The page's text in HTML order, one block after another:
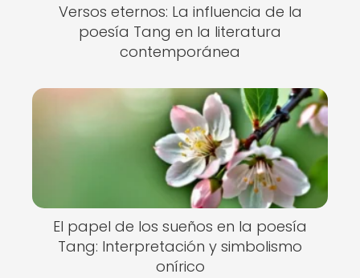
Versos eternos: La influencia de la
poesía Tang en la literatura
contemporánea
El papel de los sueños en la poesía
Tang: Interpretación y simbolismo
onírico